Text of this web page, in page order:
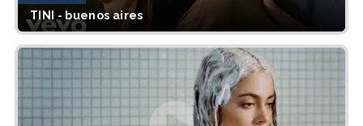
TINI - buenos aires